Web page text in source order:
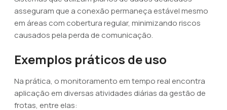
asseguram que a conexão permaneça estável mesmo
em áreas com cobertura regular, minimizando riscos
causados pela perda de comunicação.
Exemplos práticos de uso
Na prática, o monitoramento em tempo real encontra
aplicação em diversas atividades diárias da gestão de
frotas, entre elas: